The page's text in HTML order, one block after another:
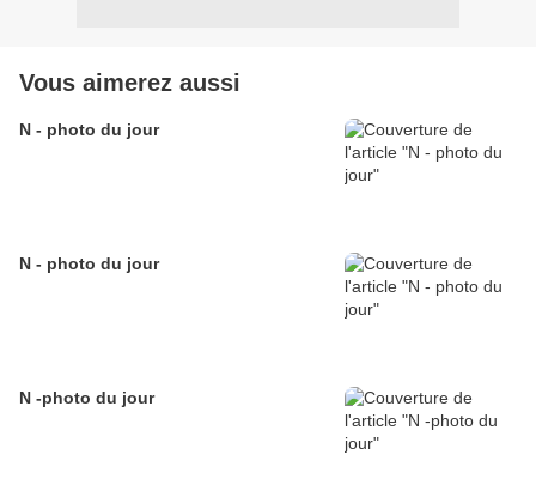
Vous aimerez aussi
N - photo du jour
N - photo du jour
N -photo du jour